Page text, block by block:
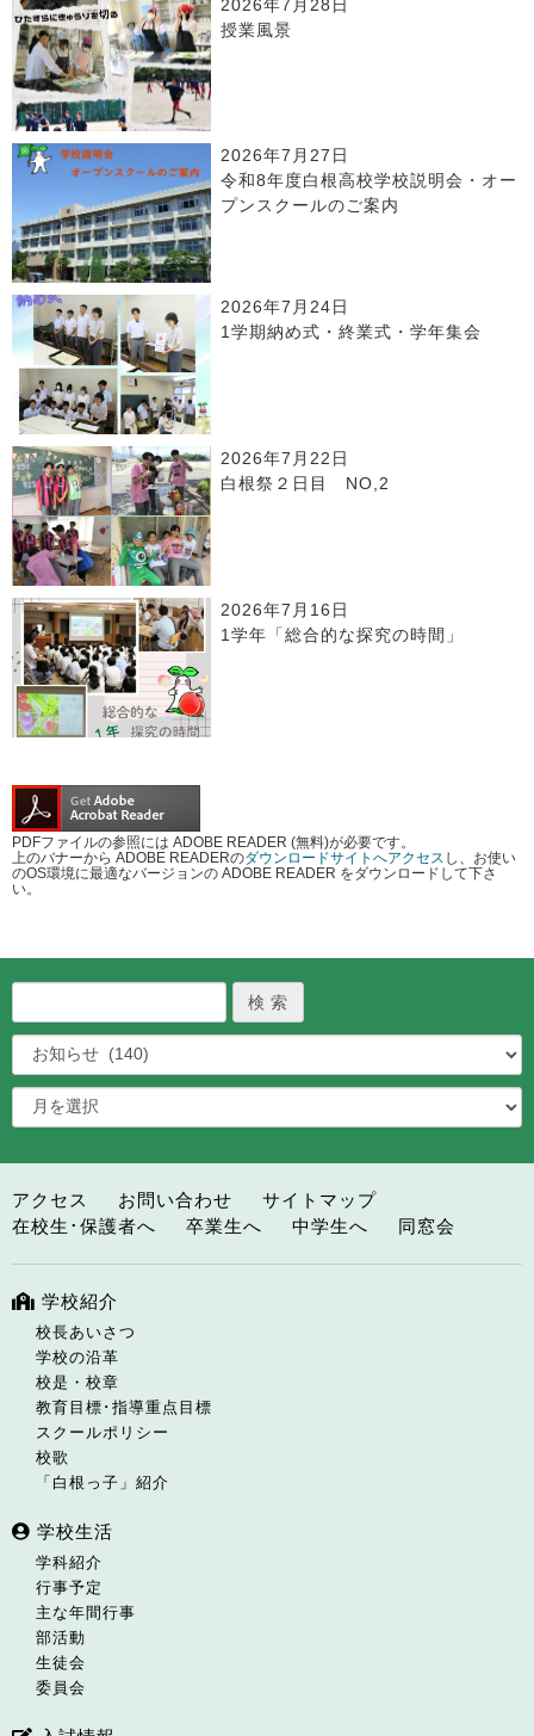
2026年7月28日
授業風景
2026年7月27日
令和8年度白根高校学校説明会・オー
プンスクールのご案内
2026年7月24日
1学期納め式・終業式・学年集会
2026年7月22日
白根祭２日目 NO,2
2026年7月16日
1学年「総合的な探究の時間」
PDFファイルの参照には ADOBE READER (無料)が必要です。
上のバナーから ADOBE READERのダウンロードサイトへアクセス し、お使い
のOS環境に最適なバージョンの ADOBE READER をダウンロードして下さ
い。
アクセス お問い合わせ
サイトマップ
在校生･保護者へ
卒業生へ 中学生へ 同窓会
学校紹介
校長あいさつ
学校の沿革
校是・校章
教育目標･指導重点目標
スクールポリシー
校歌
「白根っ子」紹介
学校生活
学科紹介
行事予定
主な年間行事
部活動
生徒会
委員会